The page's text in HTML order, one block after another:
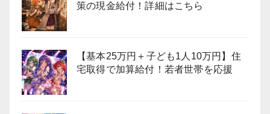
策の現金給付！詳細はこちら
【基本25万円＋子ども1人10万円】住
宅取得で加算給付！若者世帯を応援